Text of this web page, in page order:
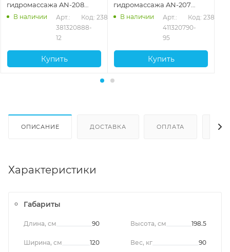
гидромассажа AN-208
80х80, сатин
В наличии
Арт.:
381320888-
12
Код: 23874
Купить
гидромассажа AN-207
100х90, белый
В наличии
Арт.:
411320790-
95
Код: 23881
Купить
ОПИСАНИЕ ДОСТАВКА ОПЛАТА
Характеристики
Габариты
Длина, см 90
Ширина, см 120
Высота, см 198.5
Вес, кг 90